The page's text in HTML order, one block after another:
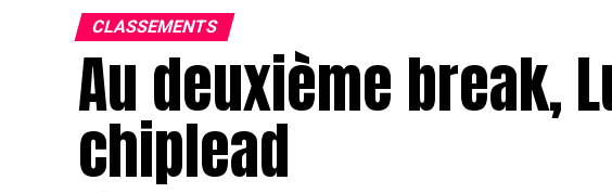
CLASSEMENTS
Au deuxième break,
chiplead